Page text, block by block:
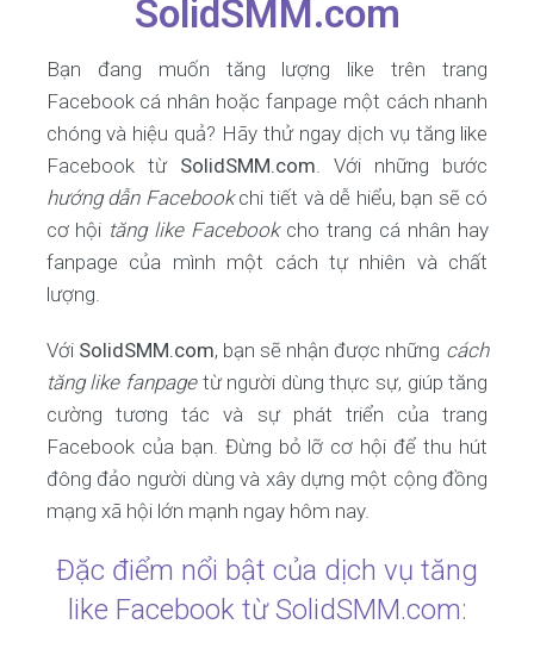
SolidSMM.com
Bạn đang muốn tăng lượng like trên trang
Facebook cá nhân hoặc fanpage một cách nhanh
chóng và hiệu quả? Hãy thử ngay dịch vụ tăng like
Facebook từ SolidSMM.com. Với những bước
hướng dẫn Facebookchi tiết và dễ hiểu, bạn sẽ có
cơ hội tăng like Facebookcho trang cá nhân hay
fanpage của mình một cách tự nhiên và chất
lượng.
Với SolidSMM.com, bạn sẽ nhận được những cách
tăng like fanpagetừ người dùng thực sự, giúp tăng
cường tương tác và sự phát triển của trang
Facebook của bạn. Đừng bỏ lỡ cơ hội để thu hút
đông đảo người dùng và xây dựng một cộng đồng
mạng xã hội lớn mạnh ngay hôm nay.
Đặc điểm nổi bật của dịch vụ tăng
like Facebook từ SolidSMM.com: